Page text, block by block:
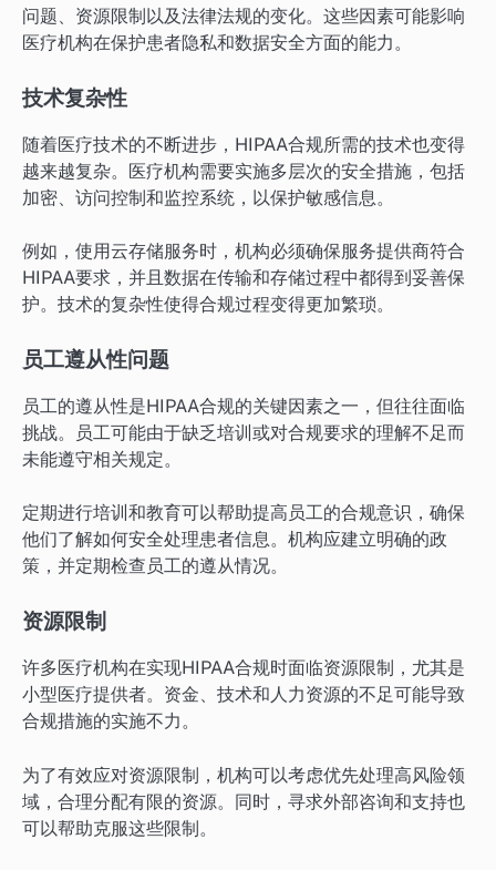
问题、资源限制以及法律法规的变化。这些因素可能影响
医疗机构在保护患者隐私和数据安全方面的能力。
技术复杂性
随着医疗技术的不断进步，HIPAA合规所需的技术也变得
越来越复杂。医疗机构需要实施多层次的安全措施，包括
加密、访问控制和监控系统，以保护敏感信息。
例如，使用云存储服务时，机构必须确保服务提供商符合
HIPAA要求，并且数据在传输和存储过程中都得到妥善保
护。技术的复杂性使得合规过程变得更加繁琐。
员工遵从性问题
员工的遵从性是HIPAA合规的关键因素之一，但往往面临
挑战。员工可能由于缺乏培训或对合规要求的理解不足而
未能遵守相关规定。
定期进行培训和教育可以帮助提高员工的合规意识，确保
他们了解如何安全处理患者信息。机构应建立明确的政
策，并定期检查员工的遵从情况。
资源限制
许多医疗机构在实现HIPAA合规时面临资源限制，尤其是
小型医疗提供者。资金、技术和人力资源的不足可能导致
合规措施的实施不力。
为了有效应对资源限制，机构可以考虑优先处理高风险领
域，合理分配有限的资源。同时，寻求外部咨询和支持也
可以帮助克服这些限制。